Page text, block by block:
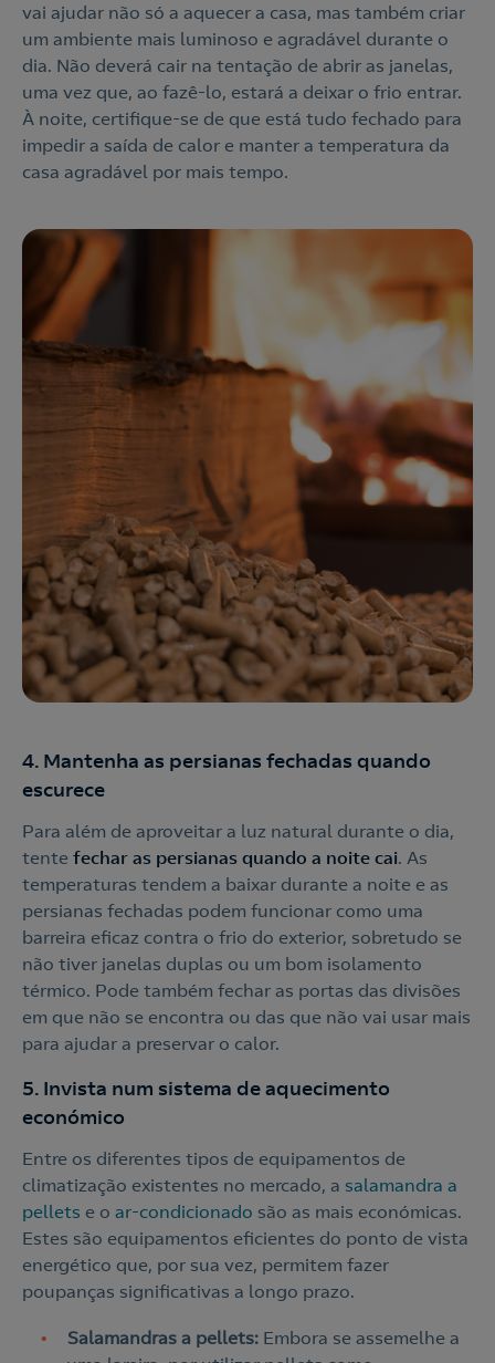
Nós ligamos!
Contacte-nos
210 540 000
Linha de Apoio e Contratação
vai ajudar não só a aquecer a casa, mas também criar
um ambiente mais luminoso e agradável durante o
dia. Não deverá cair na tentação de abrir as janelas,
uma vez que, ao fazê-lo, estará a deixar o frio entrar.
À noite, certifique-se de que está tudo fechado para
impedir a saída de calor e manter a temperatura da
casa agradável por mais tempo.
4. Mantenha as persianas fechadas quando
escurece
Para além de aproveitar a luz natural durante o dia,
tente fechar as persianas quando a noite cai. As
temperaturas tendem a baixar durante a noite e as
persianas fechadas podem funcionar como uma
barreira eficaz contra o frio do exterior, sobretudo se
não tiver janelas duplas ou um bom isolamento
térmico. Pode também fechar as portas das divisões
em que não se encontra ou das que não vai usar mais
para ajudar a preservar o calor.
5. Invista num sistema de aquecimento
económico
Entre os diferentes tipos de equipamentos de
climatização existentes no mercado, a salamandra a
pellets e o ar-condicionado são as mais económicas.
Estes são equipamentos eficientes do ponto de vista
energético que, por sua vez, permitem fazer
poupanças significativas a longo prazo.
Salamandras a pellets: Embora se assemelhe a